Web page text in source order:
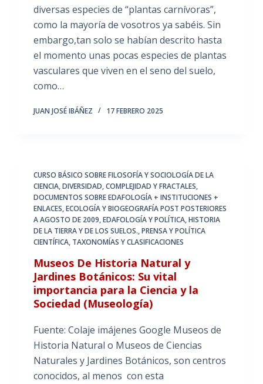
diversas especies de “plantas carnívoras”,
como la mayoría de vosotros ya sabéis. Sin
embargo,tan solo se habían descrito hasta
el momento unas pocas especies de plantas
vasculares que viven en el seno del suelo,
como…
JUAN JOSÉ IBÁÑEZ 17 FEBRERO 2025
CURSO BÁSICO SOBRE FILOSOFÍA Y SOCIOLOGÍA DE LA
CIENCIA,DIVERSIDAD, COMPLEJIDAD Y FRACTALES,
DOCUMENTOS SOBRE EDAFOLOGÍA + INSTITUCIONES +
ENLACES,ECOLOGÍA Y BIOGEOGRAFÍA POST POSTERIORES
A AGOSTO DE 2009,EDAFOLOGÍA Y POLÍTICA,HISTORIA
DE LA TIERRA Y DE LOS SUELOS.,PRENSA Y POLÍTICA
CIENTÍFICA, TAXONOMÍAS Y CLASIFICACIONES
Museos De Historia Natural y
Jardines Botánicos: Su vital
importancia para la Ciencia y la
Sociedad (Museología)
Fuente: Colaje imájenes Google Museos de
Historia Natural o Museos de Ciencias
Naturales y Jardines Botánicos, son centros
conocidos, al menos con esta